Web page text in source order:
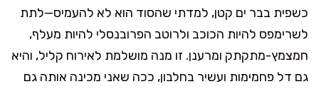
כשפית בבר ים קטן, למדתי שהסוד הוא לא להעמיס—לתת
לשרימפס להיות הכוכב ולרוטב הפרובנסלי להיות מעלף,
חמצמץ-מתקתק ומרענן. זו מנה מושלמת לאירוח קליל, והיא
גם דל פחמימות ועשיר בחלבון, ככה שאני מכינה אותה גם